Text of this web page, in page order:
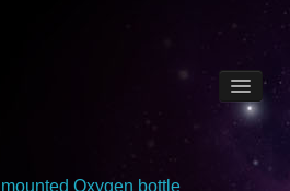
Oxygen bottle